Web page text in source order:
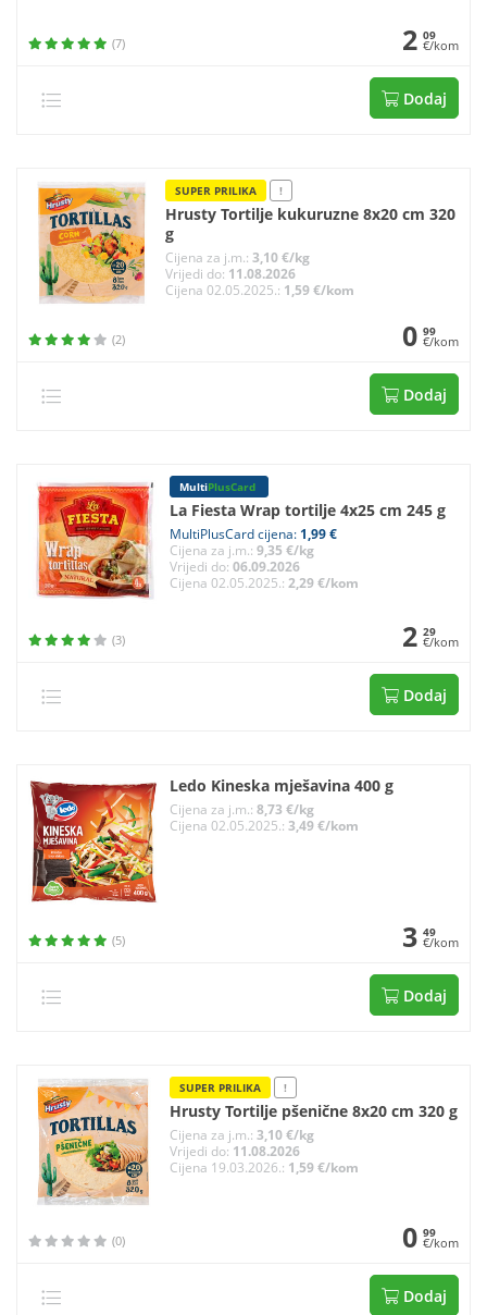
(7) 2 09
€/kom
Dodaj
SUPER PRILIKA !
Hrusty Tortilje kukuruzne 8x20 cm 320
g
Cijena za j.m.:3,10 €/kg
Vrijedi do: 11.08.2026
Cijena 02.05.2025.: 1,59 €/kom
(2) 0 99
€/kom
Dodaj
MultiPlusCard
La Fiesta Wrap tortilje 4x25 cm 245 g
MultiPlusCard cijena: 1,99 €
Cijena za j.m.: 9,35 €/kg
Vrijedi do: 06.09.2026
Cijena 02.05.2025.: 2,29 €/kom
(3) 2 29
€/kom
Dodaj
Ledo Kineska mješavina 400 g
Cijena za j.m.: 8,73 €/kg
Cijena 02.05.2025.: 3,49 €/kom
(5) 3 49
€/kom
Dodaj
SUPER PRILIKA !
Hrusty Tortilje pšenične 8x20 cm 320 g
Cijena za j.m.: 3,10 €/kg
Vrijedi do: 11.08.2026
Cijena 19.03.2026.: 1,59 €/kom
(0) 0 99
€/kom
Dodaj